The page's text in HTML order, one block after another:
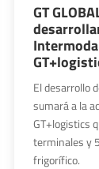
GT
El desarrollo
sumará a la
GT+logistics
terminales y
frigorífico.